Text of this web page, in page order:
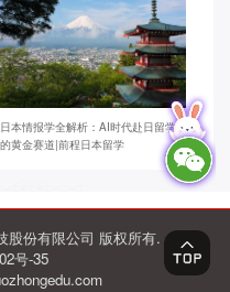
日本情报学全解析：AI时代赴日留学
的黄金赛道|前程日本留学
股份有限公司 版权所有.
号-35